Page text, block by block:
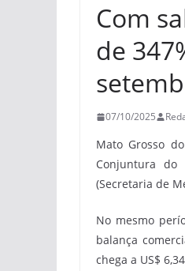
Com
de
07/10/2025
Mato Grosso
Conjuntura do
(Secretaria de
No mesmo
balança
chega a US$